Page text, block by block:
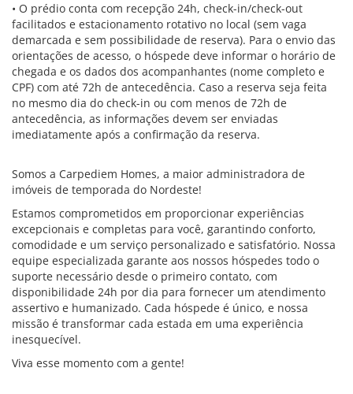
• O prédio conta com recepção 24h, check-in/check-out
facilitados e estacionamento rotativo no local (sem vaga
demarcada e sem possibilidade de reserva). Para o envio das
orientações de acesso, o hóspede deve informar o horário de
chegada e os dados dos acompanhantes (nome completo e
CPF) com até 72h de antecedência. Caso a reserva seja feita
no mesmo dia do check-in ou com menos de 72h de
antecedência, as informações devem ser enviadas
imediatamente após a confirmação da reserva.
Somos a Carpediem Homes, a maior administradora de
imóveis de temporada do Nordeste!
Estamos comprometidos em proporcionar experiências
excepcionais e completas para você, garantindo conforto,
comodidade e um serviço personalizado e satisfatório. Nossa
equipe especializada garante aos nossos hóspedes todo o
suporte necessário desde o primeiro contato, com
disponibilidade 24h por dia para fornecer um atendimento
assertivo e humanizado. Cada hóspede é único, e nossa
missão é transformar cada estada em uma experiência
inesquecível.
Viva esse momento com a gente!